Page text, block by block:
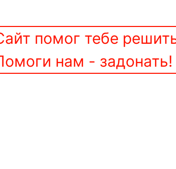
помог тебе
нам - задонать!